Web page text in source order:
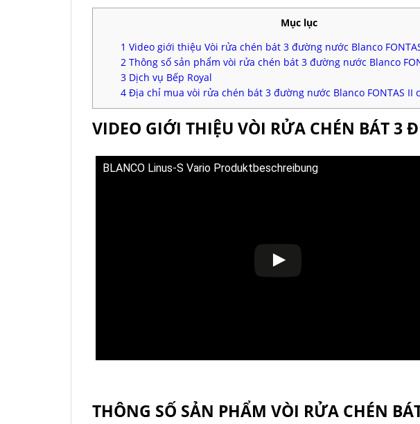
Mục lục
1 Video giới thiệu Vòi rửa chén bát 3 đường nước Blanco
2 Thông số sản phẩm vòi rửa chén bát 3 đường nước Blanco
3 Dịch vụ Bếp Royal
4 Địa chỉ mua vòi rửa chén bát 3 đường nước Blanco FONTAS II
VIDEO GIỚI THIỆU VÒI RỬA CHÉN BÁT 3
BLANCO Linus-S Vario Produktbeschreibung
THÔNG SỐ SẢN PHẨM VÒI RỬA CHÉN